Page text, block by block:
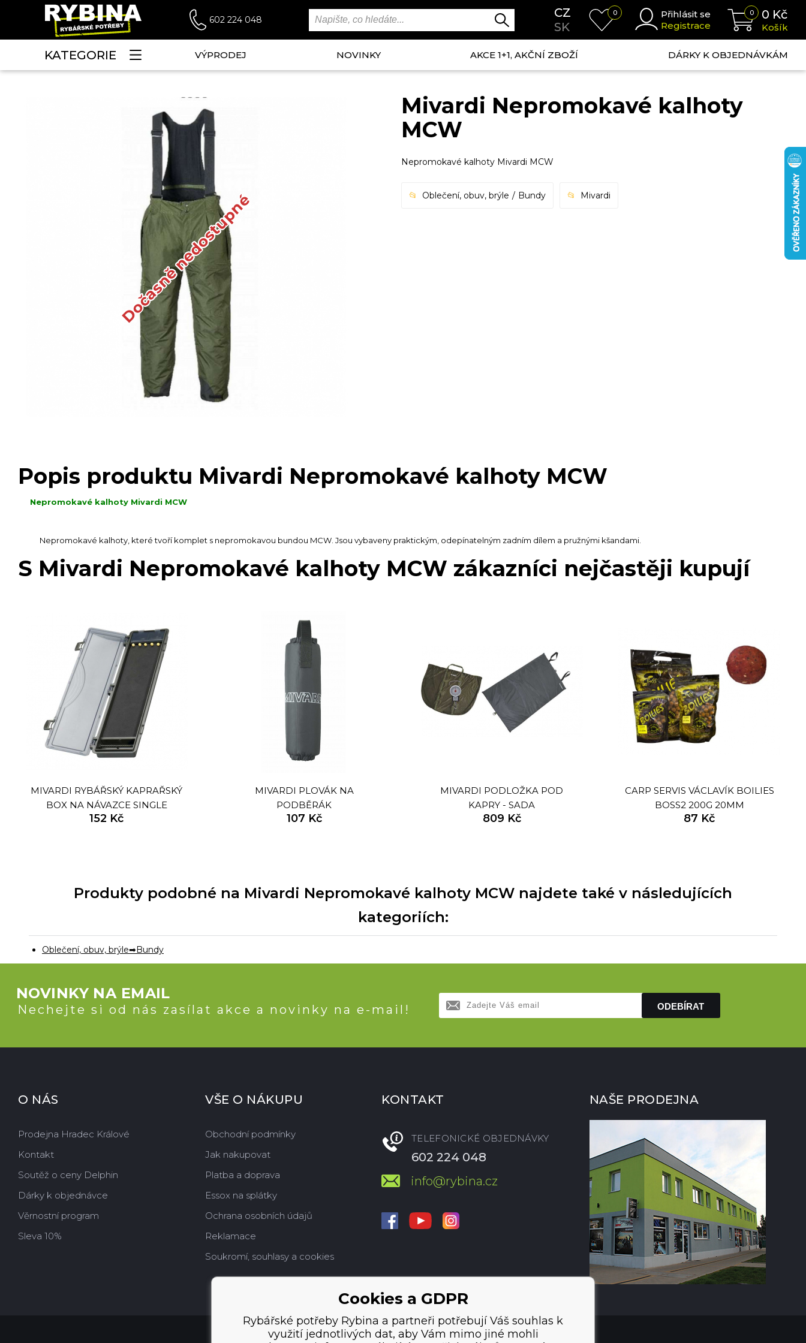
602 224 048
CZ
SK
0
Přihlásit se
Registrace
0 0 Kč
Košík
KATEGORIE VÝPRODEJ NOVINKY AKCE 1+1, AKČNÍ ZBOŽÍ DÁRKY K OBJEDNÁVKÁM
Dočasně nedostupné
Mivardi Nepromokavé kalhoty
MCW
Nepromokavé kalhoty Mivardi MCW
Oblečení, obuv, brýle Bundy Mivardi
Popis produktu Mivardi Nepromokavé kalhoty MCW
Nepromokavé kalhoty Mivardi MCW
Nepromokavé kalhoty, které tvoří komplet s nepromokavou bundou MCW. Jsou vybaveny praktickým, odepínatelným zadním dílem a pružnými kšandami.
S Mivardi Nepromokavé kalhoty MCW zákazníci nejčastěji kupují
MIVARDI RYBÁŘSKÝ KAPRAŘSKÝ
BOX NA NÁVAZCE SINGLE
152 Kč
MIVARDI PLOVÁK NA
PODBĚRÁK
107 Kč
MIVARDI PODLOŽKA POD
KAPRY - SADA
809 Kč
CARP SERVIS VÁCLAVÍK BOILIES
BOSS2 200G 20MM
87 Kč
Produkty podobné na Mivardi Nepromokavé kalhoty MCW najdete také v následujících
kategoriích:
Oblečení, obuv, brýle Bundy
NOVINKY NA EMAIL
Nechejte si od nás zasílat akce a novinky na e-mail! ODEBÍRAT
O NÁS
Prodejna Hradec Králové
Kontakt
Soutěž o ceny Delphin
Dárky k objednávce
Věrnostní program
Sleva 10%
VŠE O NÁKUPU
Obchodní podmínky
Jak nakupovat
Platba a doprava
Essox na splátky
Ochrana osobních údajů
Reklamace
Soukromí, souhlasy a cookies
KONTAKT
TELEFONICKÉ OBJEDNÁVKY
602 224 048
info@rybina.cz
NAŠE PRODEJNA
Cookies a GDPR
Rybářské potřeby Rybina a partneři potřebují Váš souhlas k
využití jednotlivých dat, aby Vám mimo jiné mohli